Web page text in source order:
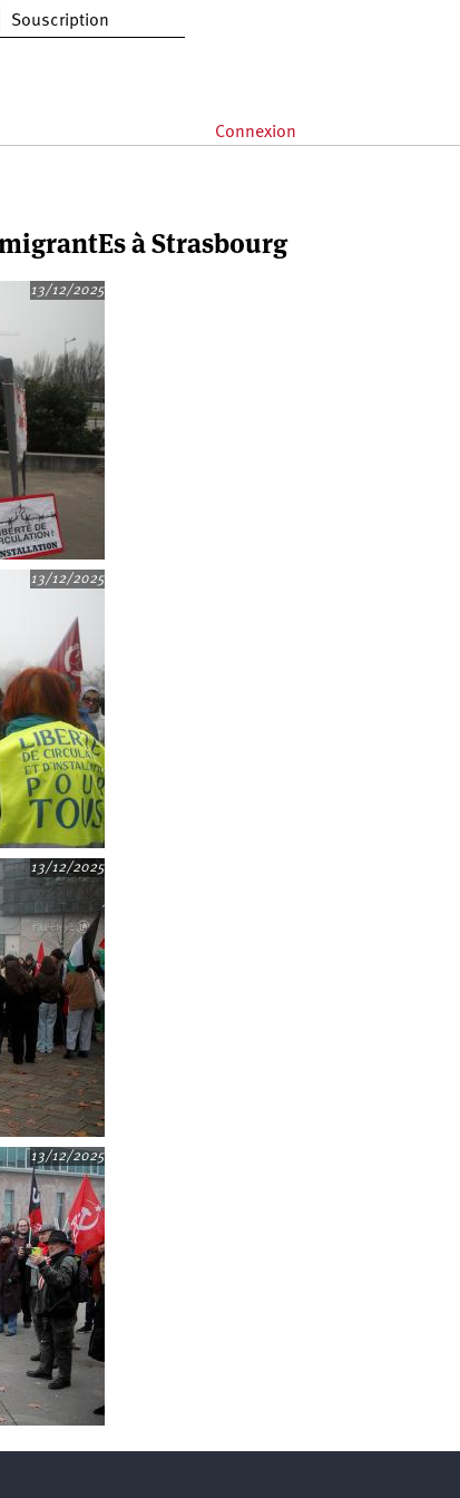
Souscription
Connexion
à Strasbourg
13/12/2025
13/12/2025
13/12/2025
13/12/2025